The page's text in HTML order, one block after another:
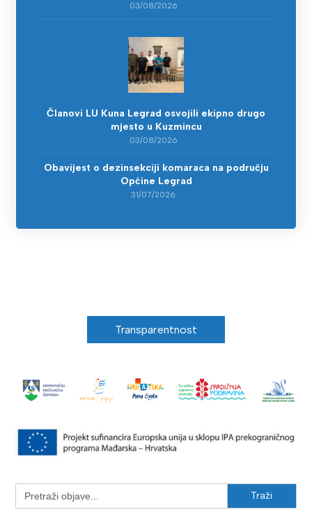
03/08/2026
Članovi LU Kuna Legrad osvojili ekipno drugo
mjesto u Kuzmincu
03/08/2026
Obavijest o dezinsekciji komaraca na području
Općine Legrad
31/07/2026
Transparentnost
Search
for: